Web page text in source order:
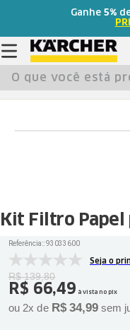
Ganhe 5%
O que você está
Kit Filtro Papel
Referência::93033600
Seja o
R$ 139,80
R$ 66,49 à vista no pix
ou 2x de R$ 34,99 sem